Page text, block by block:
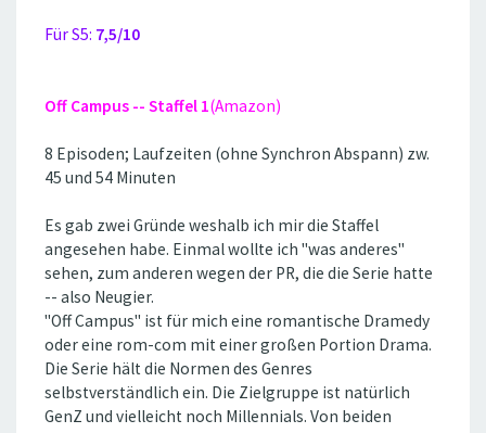
Für S5: 7,5/10
Off Campus -- Staffel 1(Amazon)
8 Episoden; Laufzeiten (ohne Synchron Abspann) zw.
45 und 54 Minuten
Es gab zwei Gründe weshalb ich mir die Staffel
angesehen habe. Einmal wollte ich ''was anderes''
sehen, zum anderen wegen der PR, die die Serie hatte
-- also Neugier.
''Off Campus'' ist für mich eine romantische Dramedy
oder eine rom-com mit einer großen Portion Drama.
Die Serie hält die Normen des Genres
selbstverständlich ein. Die Zielgruppe ist natürlich
GenZ und vielleicht noch Millennials. Von beiden